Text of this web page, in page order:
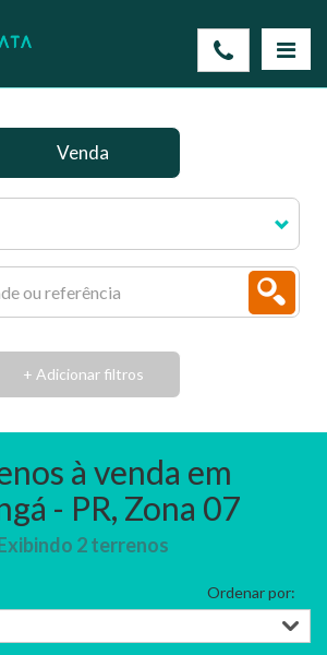
Venda
+ Adicionar filtros
à venda em
- PR, Zona 07
2 terrenos
Ordenar por: